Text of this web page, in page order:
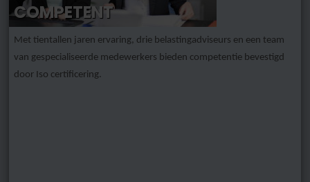
COMPETENT
Met tientallen jaren ervaring, drie belastingadviseurs en een team
van gespecialiseerde medewerkers bieden competentie bevestigd
door Iso certificering.